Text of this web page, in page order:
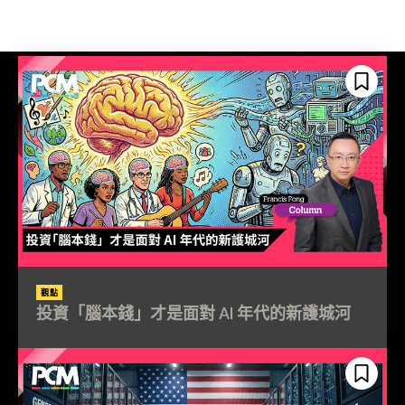
觀點
投資「腦本錢」才是面對 AI 年代的新護城河